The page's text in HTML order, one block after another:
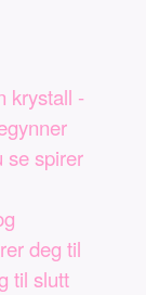
krystall -
se spirer
deg til
til slutt